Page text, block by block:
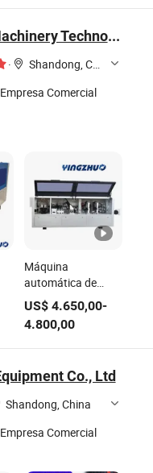
Qingdao Yingzhuo Machinery Technology Co., Ltd.
·
Shandong, China
Comercial
Máquina
automática de
encolado de bordes
de paneles de
madera con
función de pre-
en China
US$ 4.650,00-
4.800,00
Co., Ltd
Shandong, China
Comercial